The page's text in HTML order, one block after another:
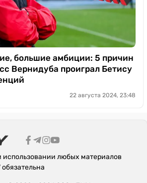
большие амбиции: 5 причин
Вернидуба проиграл Бетису
22 августа 2024, 23:48
любых материалов